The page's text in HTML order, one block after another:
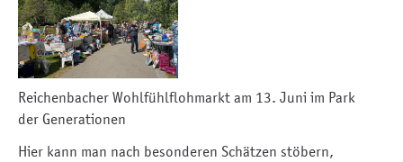
Reichenbacher Wohlfühlflohmarkt am 13. Juni im Park
der Generationen
Hier kann man nach besonderen Schätzen stöbern,